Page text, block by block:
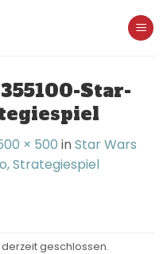
Star-
× 500 inStar Wars
Strategiespiel
geschlossen.